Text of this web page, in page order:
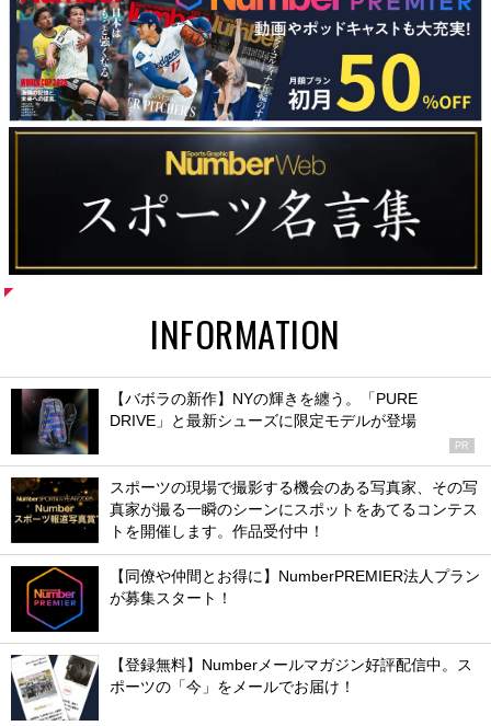
INFORMATION
【バボラの新作】NYの輝きを纏う。「PURE
DRIVE」と最新シューズに限定モデルが登場
PR
スポーツの現場で撮影する機会のある写真家、その写
真家が撮る一瞬のシーンにスポットをあてるコンテス
トを開催します。作品受付中！
【同僚や仲間とお得に】NumberPREMIER法人プラン
が募集スタート！
【登録無料】Numberメールマガジン好評配信中。ス
ポーツの「今」をメールでお届け！